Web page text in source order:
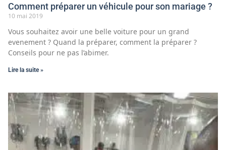
Comment préparer un véhicule pour son mariage ?
10 mai 2019
Vous souhaitez avoir une belle voiture pour un grand
evenement ? Quand la préparer, comment la préparer ?
Conseils pour ne pas l’abimer.
Lire la suite »